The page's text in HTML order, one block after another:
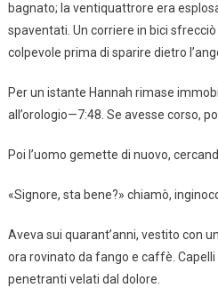
bagnato; la ventiquattrore era
spaventati. Un corriere in bici sfrecciò
colpevole prima di sparire dietro
Per un istante Hannah rimase
all’orologio—7:48. Se avesse corso,
Poi l’uomo gemette di nuovo,
«Signore, sta bene?» chiamò,
Aveva sui quarant’anni, vestito con
ora rovinato da fango e caffè.
penetranti velati dal dolore.